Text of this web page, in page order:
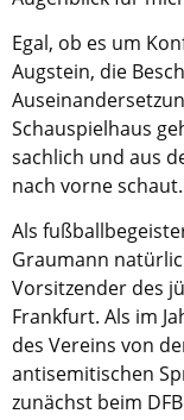
Impressum
Hinweis
Diese Website
Kirche in
Egal, ob es um
Augstein, die
Schauspielhaus
sachlich und aus
nach vorne schaut.
Als
Graumann
Vorsitzender des
Frankfurt. Als im
des Vereins von
antisemitischen
zunächst beim